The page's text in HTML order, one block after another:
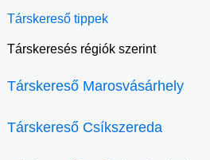
Társkereső tippek
Társkeresés régiók szerint
Társkereső Marosvásárhely
Társkereső Csíkszereda